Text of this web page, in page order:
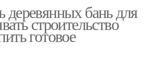
деревянных бань для
строительство
готовое